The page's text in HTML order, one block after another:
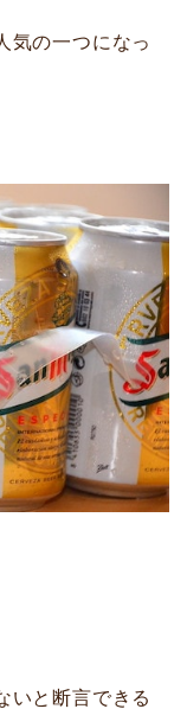
気の一つになっ
いと断言できる